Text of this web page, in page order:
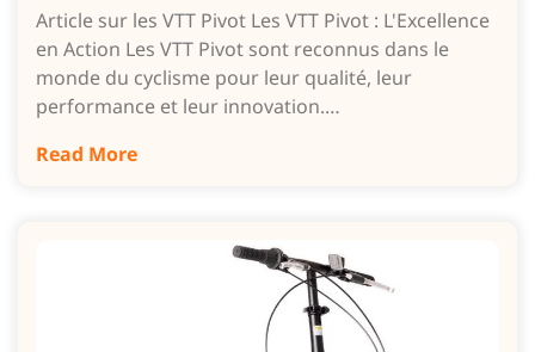
Article sur les VTT Pivot Les VTT Pivot : L'Excellence
en Action Les VTT Pivot sont reconnus dans le
monde du cyclisme pour leur qualité, leur
performance et leur innovation.…
Read More